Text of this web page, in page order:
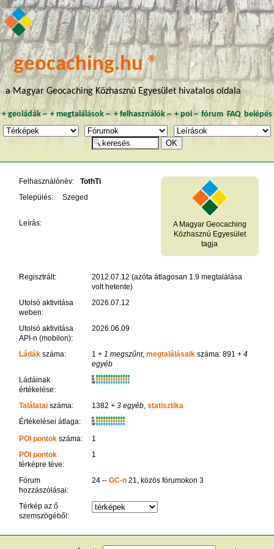
geocaching.hu ®
a Magyar Geocaching Közhasznú Egyesület hivatalos oldala
+ geoládák~ +megtalálások ~ + felhasználók~ + poi~ fórum FAQ belépés
A Magyar Geocaching
Közhasznú Egyesület
tagja
Felhasználónév:
TothTi
Település:
Szeged
Leírás:
Regisztrált:
2012.07.12 (azóta átlagosan 1.9 megtalálása
volt hetente)
Utolsó aktivitása
weben:
2026.07.12
Utolsó aktivitása
API-n (mobilon):
2026.06.09
Ládákszáma: 1 + 1 megszűnt, megtalálásaikszáma: 891 + 4
egyéb
Ládáinak
értékelése:
K
R
W
Találataiszáma: 1382 + 3 egyéb, statisztika
Értékelései átlaga:
K
R
W
POI pontokszáma:
1
POI pontok
térképre téve:
1
Fórum
hozzászólásai:
24 -- GC-n21, közös fórumokon 3
Térkép az ő
szemszögéből: